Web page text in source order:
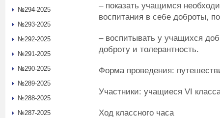
– показать учащимся
воспитания в себе доброты,
– воспитывать у учащихся
доброту и толерантность.
Форма проведения:
Участники: учащиеся VI
Ход классного часа
№294-2025
№293-2025
№292-2025
№291-2025
№290-2025
№289-2025
№288-2025
№287-2025